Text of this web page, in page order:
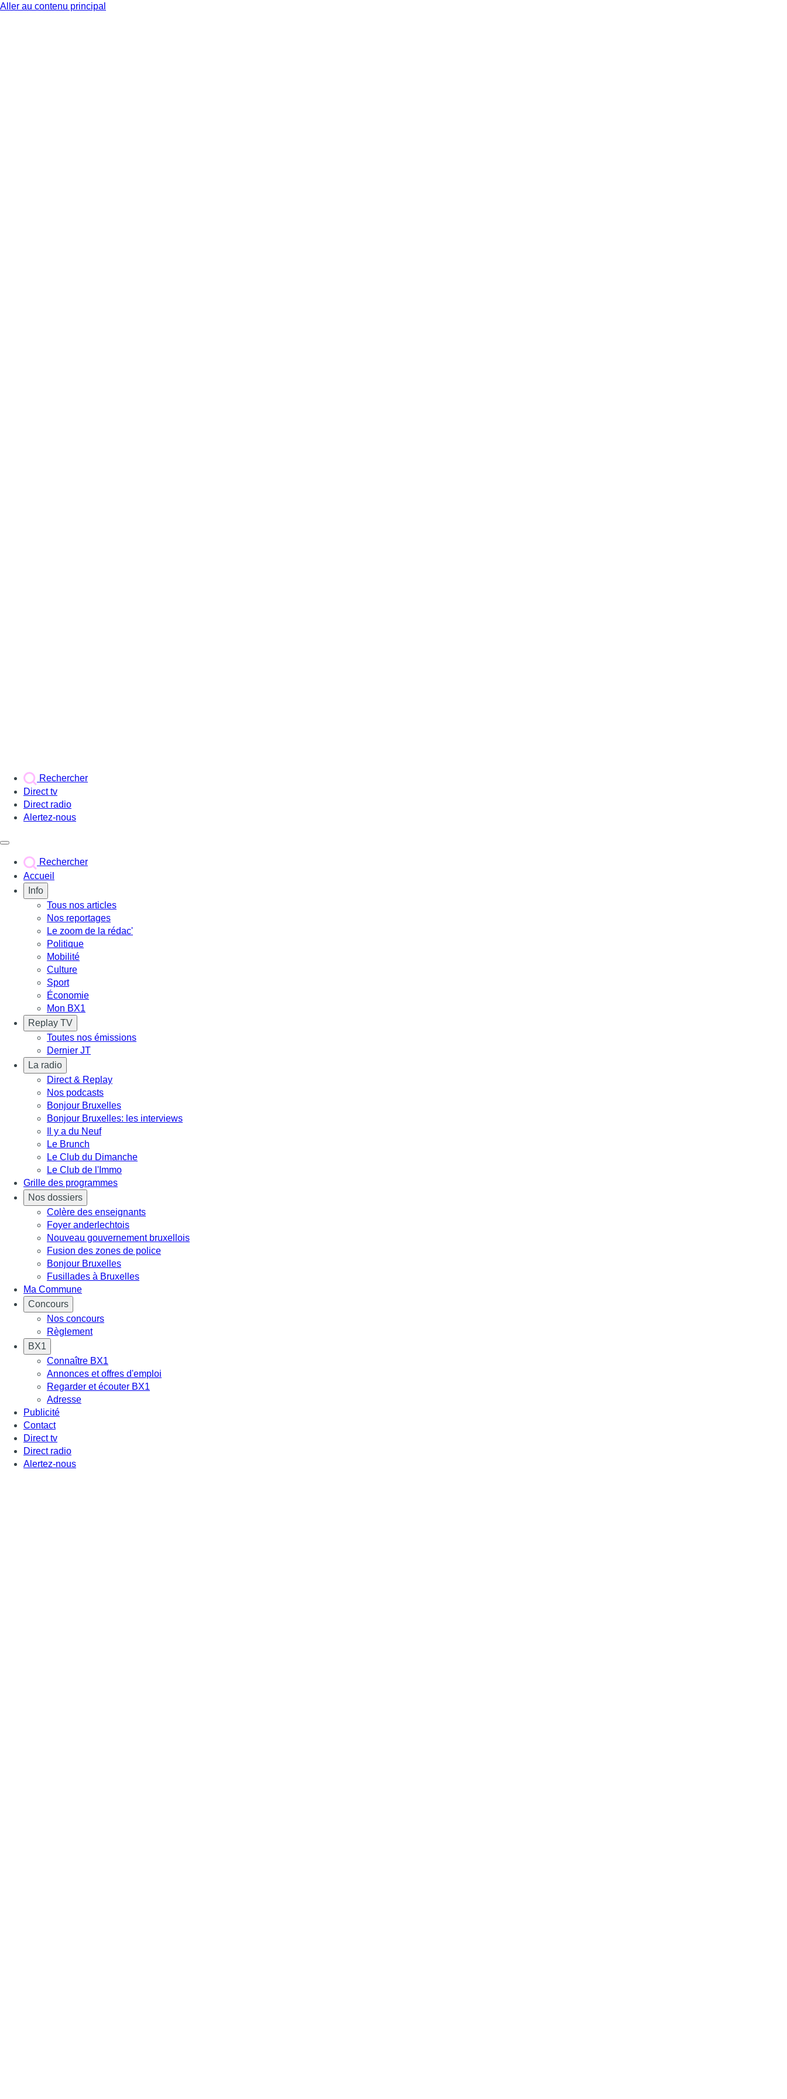
Aller au contenu principal
Rechercher
Direct tv
Direct radio
Alertez-nous
Rechercher
Accueil
Info
Tous nos articles
Nos reportages
Le zoom de la rédac'
Politique
Mobilité
Culture
Sport
Économie
Mon BX1
Replay TV
Toutes nos émissions
Dernier JT
La radio
Direct & Replay
Nos podcasts
Bonjour Bruxelles
Bonjour Bruxelles: les interviews
Il y a du Neuf
Le Brunch
Le Club du Dimanche
Le Club de l'Immo
Grille des programmes
Nos dossiers
Colère des enseignants
Foyer anderlechtois
Nouveau gouvernement bruxellois
Fusion des zones de police
Bonjour Bruxelles
Fusillades à Bruxelles
Ma Commune
Concours
Nos concours
Règlement
BX1
Connaître BX1
Annonces et offres d'emploi
Regarder et écouter BX1
Adresse
Publicité
Contact
Direct tv
Direct radio
Alertez-nous